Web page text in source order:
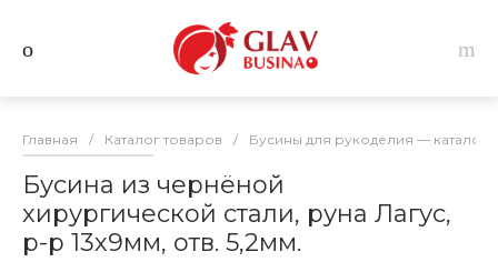
Главная / Каталог товаров / Бусины для рукоделия — каталог
Бусина из чернёной
хирургической стали, руна Лагус,
р-р 13х9мм, отв. 5,2мм.